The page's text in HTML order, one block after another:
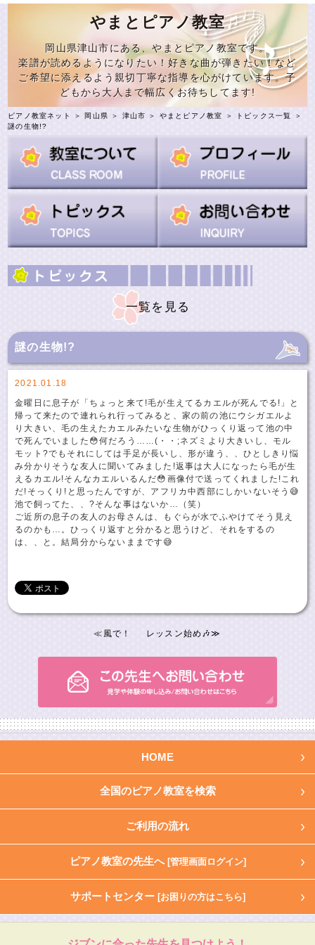
やまとピアノ教室
岡山県津山市にある、やまとピアノ教室です。
楽譜が読めるようになりたい！好きな曲が弾きたい！など
ご希望に添えるよう親切丁寧な指導を心がけています。子
どもから大人まで幅広くお待ちしてます!
ピアノ教室ネット ＞ 岡山県 ＞ 津山市 ＞ やまとピアノ教室 ＞ トピックス一覧
＞
謎の生物!?
一覧を見る
謎の生物!?
2021.01.18
金曜日に息子が「ちょっと来て!毛が生えてるカエルが死んでる!」と
帰って来たので連れられ行ってみると、家の前の池にウシガエルよ
り大きい、毛の生えたカエルみたいな生物がひっくり返って池の中
で死んでいました😳何だろう……(・・;ネズミより大きいし、モル
モット?でもそれにしては手足が長いし、形が違う、、ひとしきり悩
み分かりそうな友人に聞いてみました!返事は大人になったら毛が生
えるカエル!そんなカエルいるんだ😳画像付で送ってくれました!これ
だ!そっくり!と思ったんですが、アフリカ中西部にしかいないそう😅
池で飼ってた、、?そんな事はないか…（笑）
ご近所の息子の友人のお母さんは、もぐらが水でふやけてそう見え
るのかも…。ひっくり返すと分かると思うけど、それをするの
は、、と。結局分からないままです😅
≪ 風で！ レッスン始め🎶≫
HOME
全国のピアノ教室を検索
ご利用の流れ
ピアノ教室の先生へ [管理画面ログイン]
サポートセンター [お困りの方はこちら]